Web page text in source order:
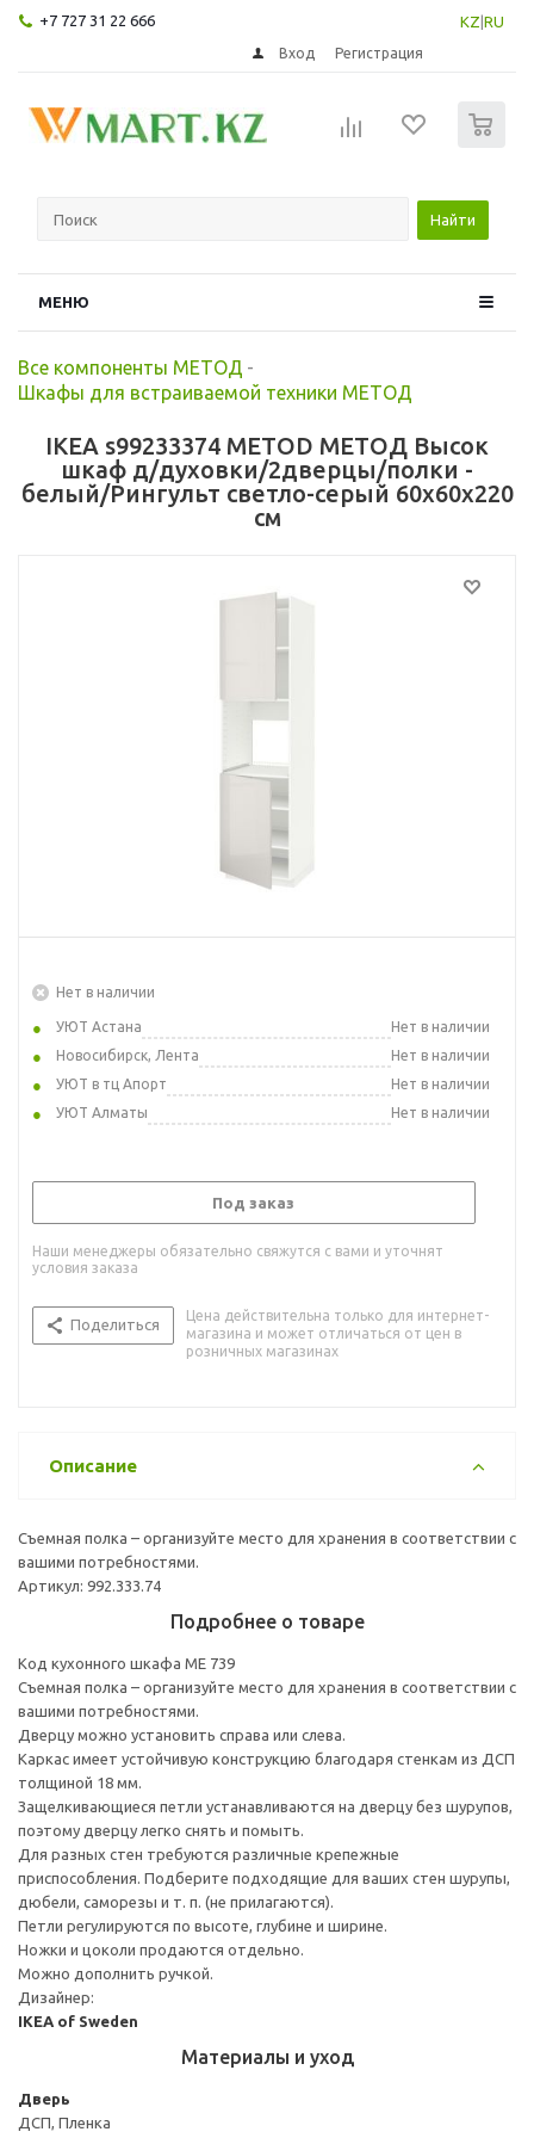
+7 727 31 22 666 KZ RU
Вход Регистрация
Найти
МЕНЮ
Все компоненты МЕТОД -
Шкафы для встраиваемой техники МЕТОД
IKEA s99233374 METOD МЕТОД Высок
шкаф д/духовки/2дверцы/полки -
белый/Рингульт светло-серый 60x60x220
см
Нет в наличии
УЮТ Астана
Нет в наличии
Новосибирск, Лента
Нет в наличии
УЮТ в тц Апорт
Нет в наличии
УЮТ Алматы
Нет в наличии
Под заказ
Наши менеджеры обязательно свяжутся с вами и уточнят
условия заказа
Поделиться
Цена действительна только для интернет-
магазина и может отличаться от цен в
розничных магазинах
Описание
Съемная полка – организуйте место для хранения в соответствии с
вашими потребностями.
Артикул: 992.333.74
Подробнее о товаре
Код кухонного шкафа ME 739
Съемная полка – организуйте место для хранения в соответствии с
вашими потребностями.
Дверцу можно установить справа или слева.
Каркас имеет устойчивую конструкцию благодаря стенкам из ДСП
толщиной 18 мм.
Защелкивающиеся петли устанавливаются на дверцу без шурупов,
поэтому дверцу легко снять и помыть.
Для разных стен требуются различные крепежные
приспособления. Подберите подходящие для ваших стен шурупы,
дюбели, саморезы и т. п. (не прилагаются).
Петли регулируются по высоте, глубине и ширине.
Ножки и цоколи продаются отдельно.
Можно дополнить ручкой.
Дизайнер:
IKEA of Sweden
Материалы и уход
Дверь
ДСП, Пленка